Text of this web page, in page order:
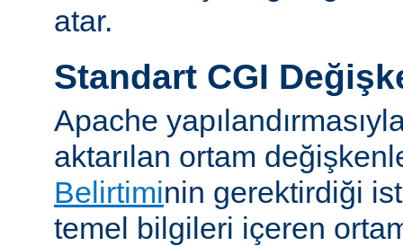
atar.
Standart CGI
Apache
aktarılan ortam
Belirtiminin gerektirdiği
temel bilgileri içeren